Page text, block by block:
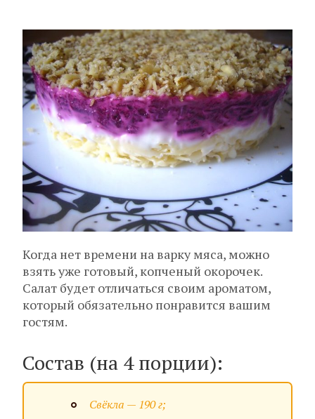
Когда нет времени на варку мяса, можно
взять уже готовый, копченый окорочек.
Салат будет отличаться своим ароматом,
который обязательно понравится вашим
гостям.
Состав (на 4 порции):
Свёкла — 190 г;